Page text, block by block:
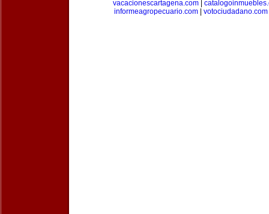
vacacionescartagena.com
informeagropecuario.com| votociudadano.com